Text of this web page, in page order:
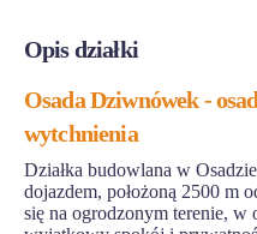
Opis działki
Osada Dziwnówek -
wytchnienia
Działka budowlana w
dojazdem, położoną 2500 m
się na ogrodzonym terenie, w